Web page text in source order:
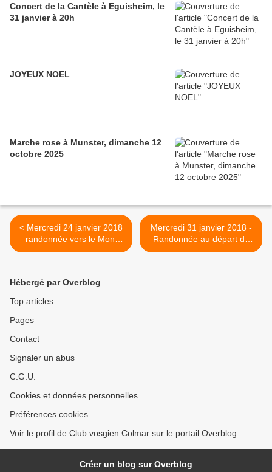
Concert de la Cantèle à Eguisheim, le
31 janvier à 20h
JOYEUX NOEL
Marche rose à Munster, dimanche 12
octobre 2025
< Mercredi 24 janvier 2018
randonnée vers le Mont
Ste-Odile
Mercredi 31 janvier 2018 -
Randonnée au départ de
Munster >
Hébergé par Overblog
Top articles
Pages
Contact
Signaler un abus
C.G.U.
Cookies et données personnelles
Préférences cookies
Voir le profil de Club vosgien Colmar sur le portail Overblog
Créer un blog sur Overblog